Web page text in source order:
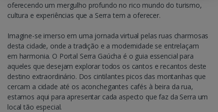
oferecendo um mergulho profundo no rico mundo do turismo,
cultura e experiências que a Serra tem a oferecer.
Imagine-se imerso em uma jornada virtual pelas ruas charmosas
desta cidade, onde a tradição e a modernidade se entrelaçam
em harmonia. O Portal Serra Gaúcha é o guia essencial para
aqueles que desejam explorar todos os cantos e recantos deste
destino extraordinário. Dos cintilantes picos das montanhas que
cercam a cidade até os aconchegantes cafés à beira da rua,
estamos aqui para apresentar cada aspecto que faz da Serra um
local tão especial.